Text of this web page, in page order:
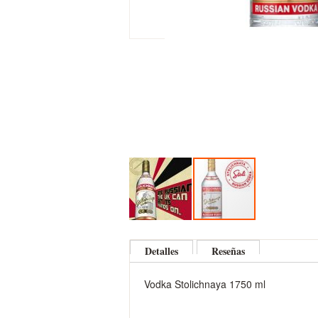
to
the
Detalles
Vodka Stolichnaya 1750 ml
Reseñas